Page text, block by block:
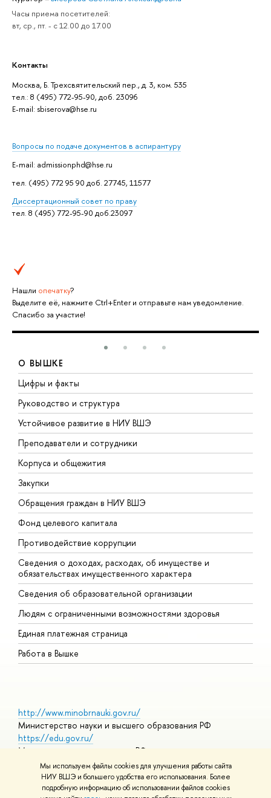
Мы используем файлы cookies для улучшения работы сайта
НИУ ВШЭ и большего удобства его использования. Более
подробную информацию об использовании файлов cookies
Часы приема посетителей:
вт, ср., пт. - с 12.00 до 17.00
Контакты
Москва, Б. Трехсвятительский пер., д. 3, ком. 535
тел.: 8 (495) 772-95-90, доб. 23096
Е-mail: sbiserova@hse.ru
Вопросы по подаче документов в аспирантуру
E-mail: admissionphd@hse.ru
тел. (495) 772 95 90 доб. 27745, 11577
Дисcертационный совет по праву
тел. 8 (495) 772-95-90 доб.23097
Нашли опечатку?
Выделите её, нажмите Ctrl+Enter и отправьте нам уведомление.
Спасибо за участие!
О ВЫШКЕ
Цифры и факты
Руководство и структура
Устойчивое развитие в НИУ ВШЭ
Преподаватели и сотрудники
Корпуса и общежития
Закупки
Обращения граждан в НИУ ВШЭ
Фонд целевого капитала
Противодействие коррупции
Сведения о доходах, расходах, об имуществе и
обязательствах имущественного характера
Сведения об образовательной организации
Людям с ограниченными возможностями здоровья
Единая платежная страница
Работа в Вышке
http://www.minobrnauki.gov.ru/
Министерство науки и высшего образования РФ
https://edu.gov.ru/
Министерство просвещения РФ
https://elearning.hse.ru/mooc
Массовые открытые онлайн-курсы